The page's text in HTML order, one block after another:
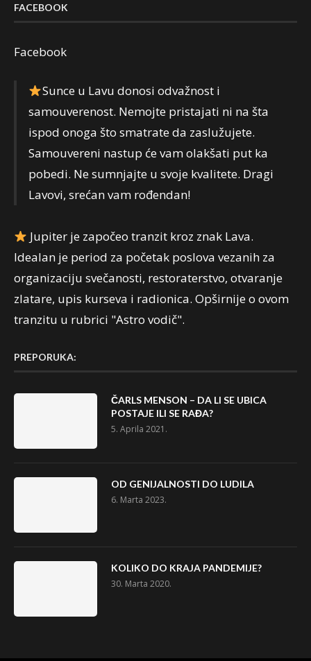
FACEBOOK
Facebook
Sunce u Lavu donosi odvažnost i
samouverenost. Nemojte pristajati ni na šta
ispod onoga što smatrate da zaslužujete.
Samouvereni nastup će vam olakšati put ka
pobedi. Ne sumnjajte u svoje kvalitete. Dragi
Lavovi, srećan vam rođendan!
Jupiter je započeo tranzit kroz znak Lava.
Idealan je period za početak poslova vezanih za
organizaciju svečanosti, restoraterstvo, otvaranje
zlatare, upis kurseva i radionica. Opširnije o ovom
tranzitu u rubrici "Astro vodič".
PREPORUKA:
ČARLS MENSON – DA LI SE UBICA
POSTAJE ILI SE RAĐA?
5. Aprila 2021.
OD GENIJALNOSTI DO LUDILA
6. Marta 2023.
KOLIKO DO KRAJA PANDEMIJE?
30. Marta 2020.